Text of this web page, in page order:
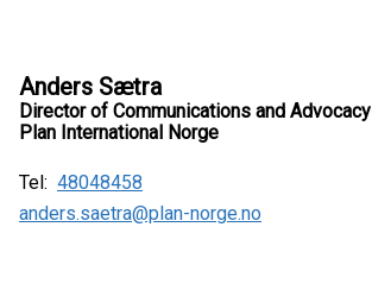
Anders Sætra
Director of Communications and Advocacy
Plan International Norge
Tel: 48048458
anders.saetra@plan-norge.no